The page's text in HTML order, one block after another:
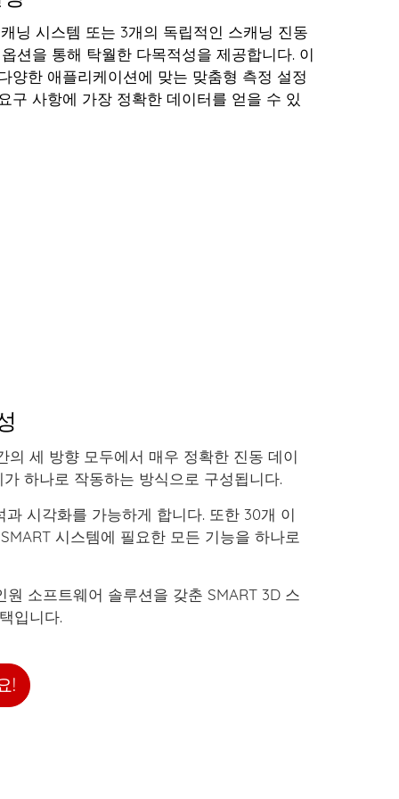
닝 시스템 또는 3개의 독립적인 스캐닝 진동
션을 통해 탁월한 다목적성을 제공합니다. 이
양한 애플리케이션에 맞는 맞춤형 측정 설정
구 사항에 가장 정확한 데이터를 얻을 수 있
세 방향 모두에서 매우 정확한 진동 데이
하나로 작동하는 방식으로 구성됩니다.
시각화를 가능하게 합니다. 또한 30개 이
시스템에 필요한 모든 기능을 하나로
소프트웨어 솔루션을 갖춘 SMART 3D 스
입니다.
!